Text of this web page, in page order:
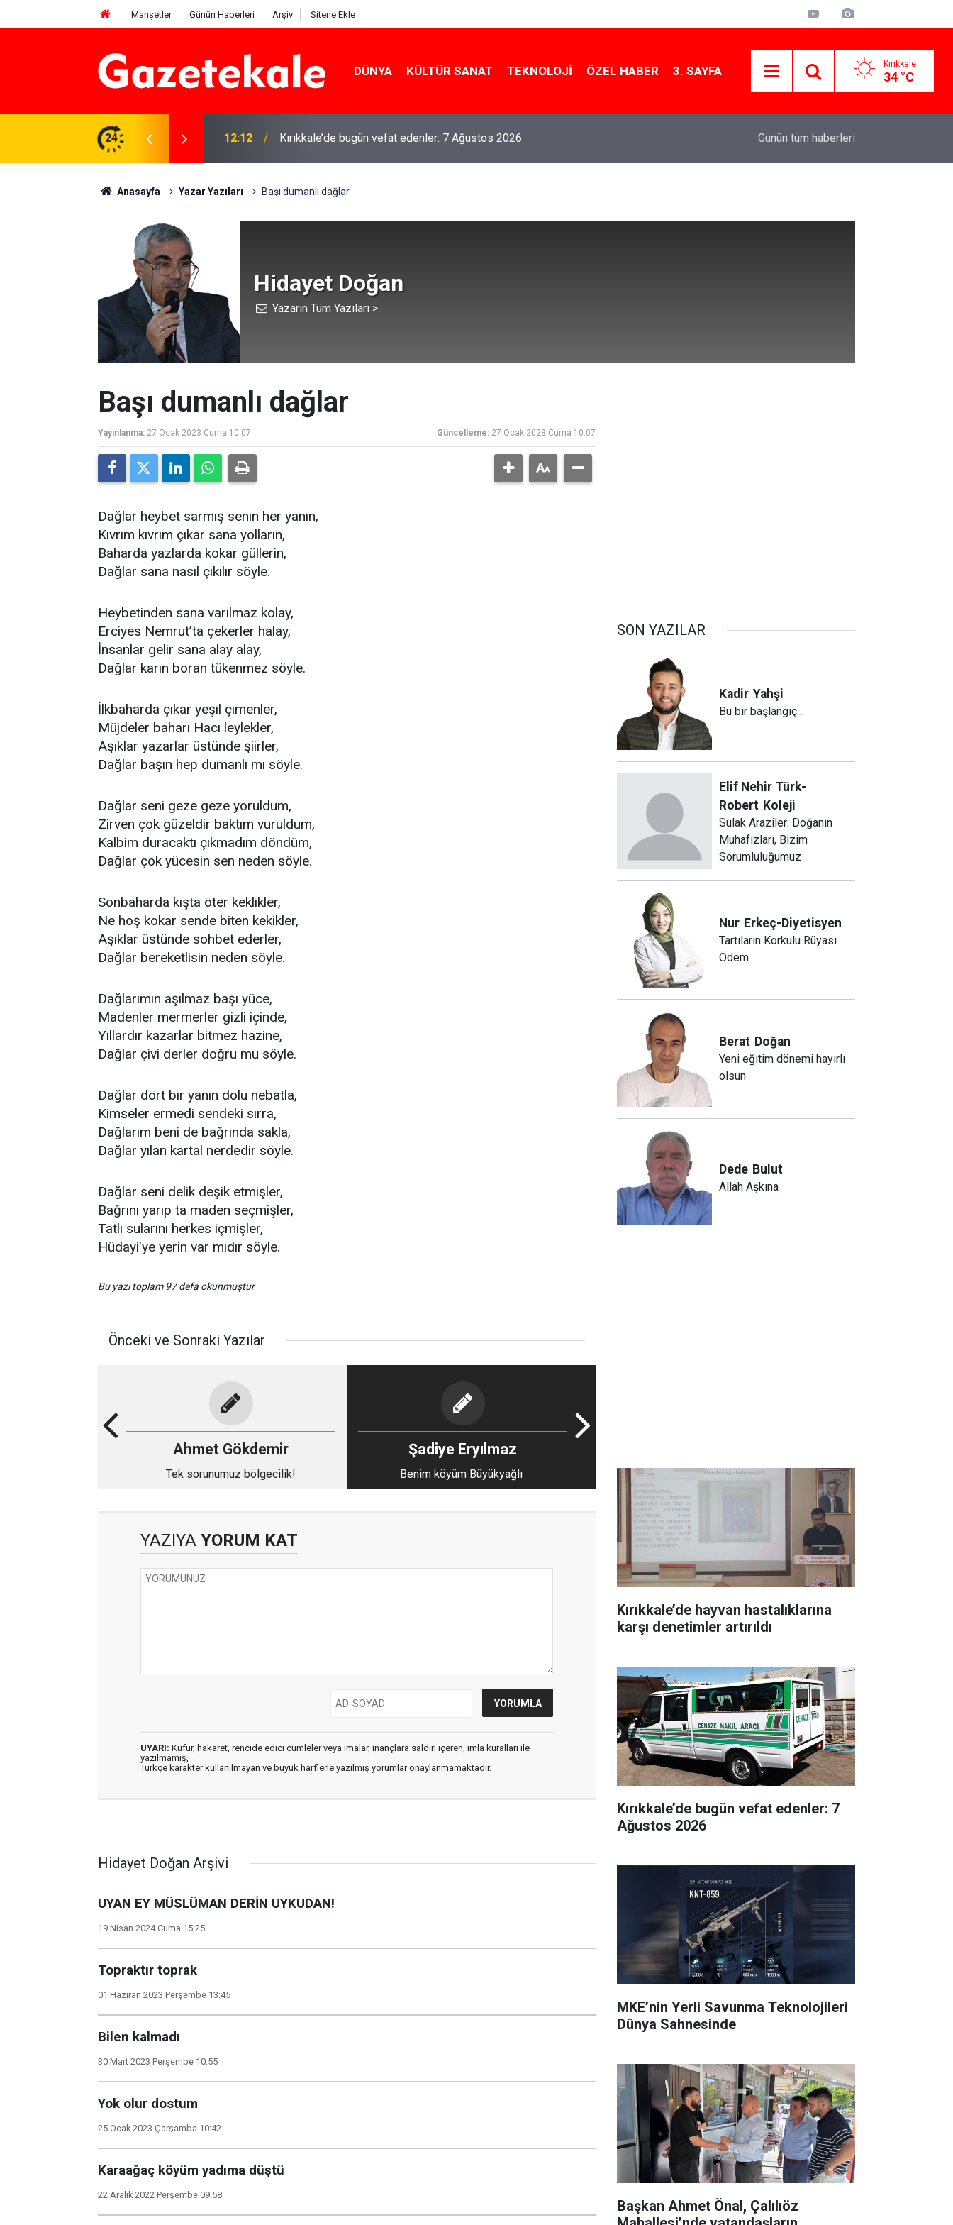
Manşetler Günün Haberleri Arşiv Sitene Ekle
DÜNYA KÜLTÜR SANAT TEKNOLOJI ÖZEL HABER 3. SAYFA Kırıkkale
34 °C
24
karşı denetimler artırıldı 12:12 Kırıkkale’de bugün vefat edenler: 7 Ağustos 2026 MKE’nin Yerli Savunma Teknolojileri Dünya
Günün tüm haberleri
Anasayfa Yazar Yazıları Başı dumanlı dağlar
Hidayet Doğan
Yazarın Tüm Yazıları >
Başı dumanlı dağlar
Yayınlanma: 27 Ocak 2023 Cuma 10:07 Güncelleme: 27 Ocak 2023 Cuma 10:07
Dağlar heybet sarmış senin her yanın,
Kıvrım kıvrım çıkar sana yolların,
Baharda yazlarda kokar güllerin,
Dağlar sana nasıl çıkılır söyle.
Heybetinden sana varılmaz kolay,
Erciyes Nemrut’ta çekerler halay,
İnsanlar gelir sana alay alay,
Dağlar karın boran tükenmez söyle.
İlkbaharda çıkar yeşil çimenler,
Müjdeler baharı Hacı leylekler,
Aşıklar yazarlar üstünde şiirler,
Dağlar başın hep dumanlı mı söyle.
Dağlar seni geze geze yoruldum,
Zirven çok güzeldir baktım vuruldum,
Kalbim duracaktı çıkmadım döndüm,
Dağlar çok yücesin sen neden söyle.
Sonbaharda kışta öter keklikler,
Ne hoş kokar sende biten kekikler,
Aşıklar üstünde sohbet ederler,
Dağlar bereketlisin neden söyle.
Dağlarımın aşılmaz başı yüce,
Madenler mermerler gizli içinde,
Yıllardır kazarlar bitmez hazine,
Dağlar çivi derler doğru mu söyle.
Dağlar dört bir yanın dolu nebatla,
Kimseler ermedi sendeki sırra,
Dağlarım beni de bağrında sakla,
Dağlar yılan kartal nerdedir söyle.
Dağlar seni delik deşik etmişler,
Bağrını yarıp ta maden seçmişler,
Tatlı sularını herkes içmişler,
Hüdayi’ye yerin var mıdır söyle.
Bu yazı toplam 97 defa okunmuştur
Önceki ve Sonraki Yazılar
Ahmet Gökdemir
Tek sorunumuz bölgecilik!
Şadiye Eryılmaz
Benim köyüm Büyükyağlı
YAZIYA YORUM KAT
UYARI: Küfür, hakaret, rencide edici cümleler veya imalar, inançlara saldırı içeren, imla kuralları ile
yazılmamış,
Türkçe karakter kullanılmayan ve büyük harflerle yazılmış yorumlar onaylanmamaktadır.
Hidayet Doğan Arşivi
UYAN EY MÜSLÜMAN DERİN UYKUDAN!
19 Nisan 2024 Cuma 15:25
Topraktır toprak
01 Haziran 2023 Perşembe 13:45
Bilen kalmadı
30 Mart 2023 Perşembe 10:55
Yok olur dostum
25 Ocak 2023 Çarşamba 10:42
Karaağaç köyüm yadıma düştü
22 Aralık 2022 Perşembe 09:58
SON YAZILAR
Kadir Yahşi
Bu bir başlangıç…
Elif Nehir Türk-
Robert Koleji
Sulak Araziler: Doğanın
Muhafızları, Bizim
Sorumluluğumuz
Nur Erkeç-Diyetisyen
Tartıların Korkulu Rüyası
Ödem
Berat Doğan
Yeni eğitim dönemi hayırlı
olsun
Dede Bulut
Allah Aşkına
Kırıkkale’de hayvan hastalıklarına
karşı denetimler artırıldı
Kırıkkale’de bugün vefat edenler: 7
Ağustos 2026
MKE’nin Yerli Savunma Teknolojileri
Dünya Sahnesinde
Başkan Ahmet Önal, Çalılıöz